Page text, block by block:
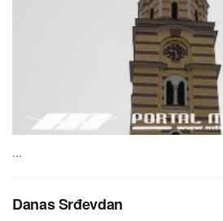
...
Danas Srđevdan